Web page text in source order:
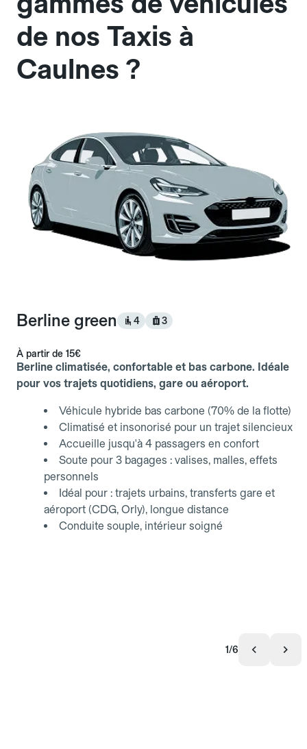
de nos Taxis à
Caulnes ?
Berline green 4 3
À partir de 15€
Berline climatisée, confortable et bas carbone. Idéale
pour vos trajets quotidiens, gare ou aéroport.
Véhicule hybride bas carbone (70% de la flotte)
Climatisé et insonorisé pour un trajet silencieux
Accueille jusqu'à 4 passagers en confort
Soute pour 3 bagages : valises, malles, effets
personnels
Idéal pour : trajets urbains, transferts gare et
aéroport (CDG, Orly), longue distance
Conduite souple, intérieur soigné
1/6